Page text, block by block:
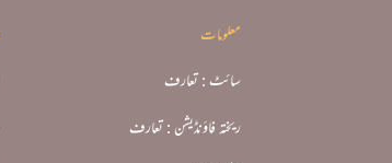
معلومات
سائٹ : تعارف
ریختہ فاؤنڈیشن : تعارف